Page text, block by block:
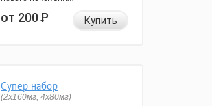
от 200Р Купить
Супер набор
(2х160мг, 4х80мг)